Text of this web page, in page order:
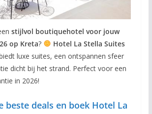
stijlvol boutiquehotel voor jouw
op Kreta?
Hotel La Stella Suites
luxe suites, een ontspannen sfeer
dicht bij het strand. Perfect voor een
in 2026!
beste deals en boek Hotel La